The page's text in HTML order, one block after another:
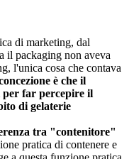
di marketing, dal
il packaging non aveva
l'unica cosa che contava
è che il
per far percepire il
di gelaterie
tra "contenitore"
pratica di contenere e